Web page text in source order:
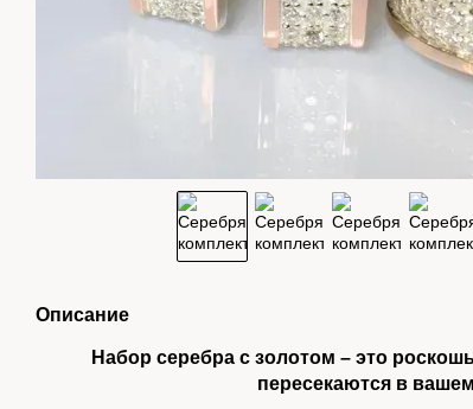
Описание
Набор серебра с золотом – это
пересекаются в